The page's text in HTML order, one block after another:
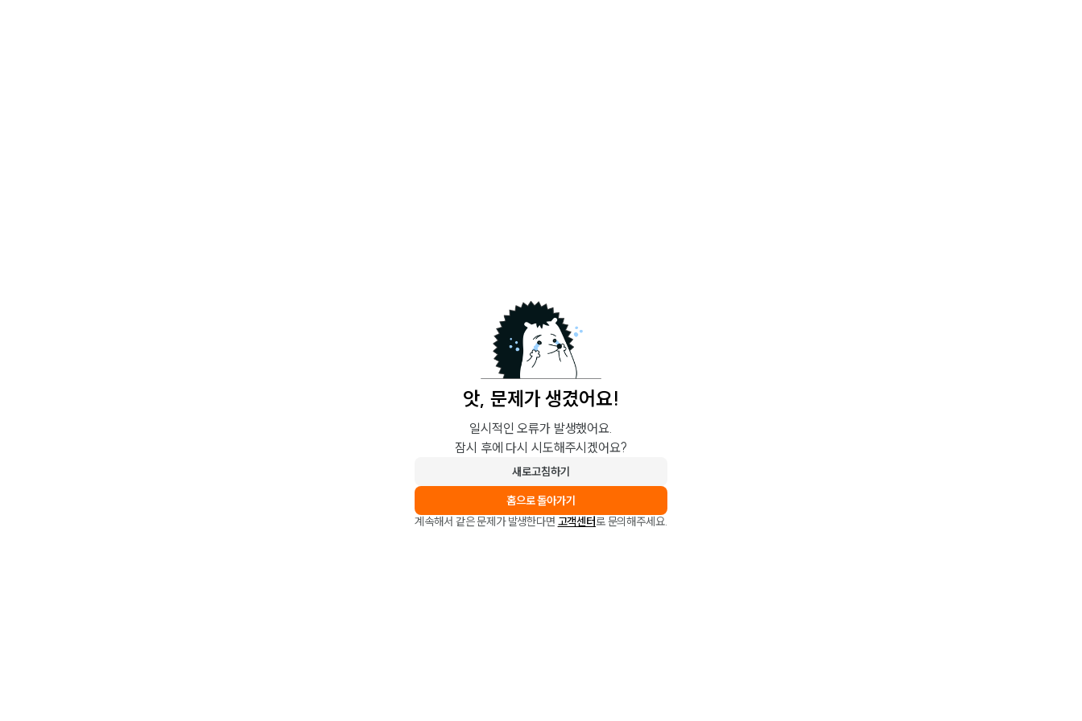
앗, 문제가 생겼어요!
일시적인 오류가 발생했어요.
잠시 후에 다시 시도해주시겠어요?
새로고침하기
홈으로 돌아가기
계속해서 같은 문제가 발생한다면 고객센터로 문의해주세요.